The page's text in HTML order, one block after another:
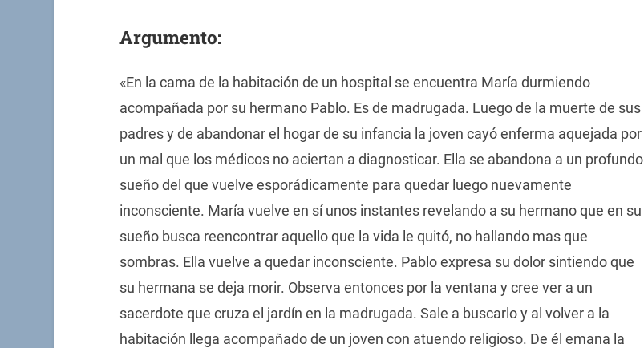
Argumento:
«En la cama de la habitación de un hospital se encuentra María durmiendo
acompañada por su hermano Pablo. Es de madrugada. Luego de la muerte de sus
padres y de abandonar el hogar de su infancia la joven cayó enferma aquejada por
un mal que los médicos no aciertan a diagnosticar. Ella se abandona a un profundo
sueño del que vuelve esporádicamente para quedar luego nuevamente
inconsciente. María vuelve en sí unos instantes revelando a su hermano que en su
sueño busca reencontrar aquello que la vida le quitó, no hallando mas que
sombras. Ella vuelve a quedar inconsciente. Pablo expresa su dolor sintiendo que
su hermana se deja morir. Observa entonces por la ventana y cree ver a un
sacerdote que cruza el jardín en la madrugada. Sale a buscarlo y al volver a la
habitación llega acompañado de un joven con atuendo religioso. De él emana la